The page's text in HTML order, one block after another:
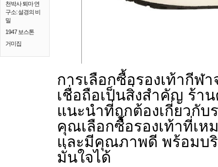
천박사 퇴마 연
구소: 설경의 비
밀
1947 보스톤
거미집
การเลือกซื้อรองเท้ากีฬ
เชื่อถือเป็นสิ่งสำคัญ ร้า
แนะนำที่ถูกต้องเกี่ยวกับ
คุณเลือกซื้อรองเท้าที่เห
และมีคุณภาพดี พร้อมบ
มั่นใจได้